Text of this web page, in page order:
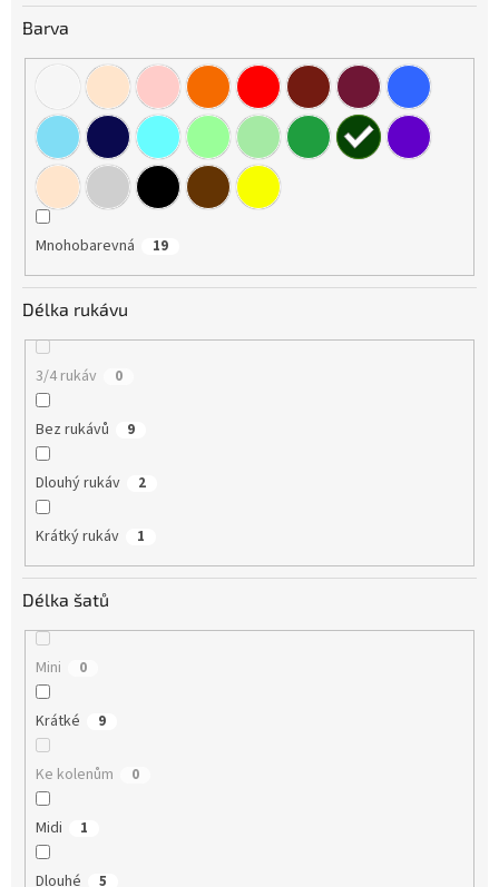
Barva
Mnohobarevná 19
Délka rukávu
3/4 rukáv 0
Bez rukávů 9
Dlouhý rukáv 2
Krátký rukáv 1
Délka šatů
Mini 0
Krátké 9
Ke kolenům 0
Midi 1
Dlouhé 5